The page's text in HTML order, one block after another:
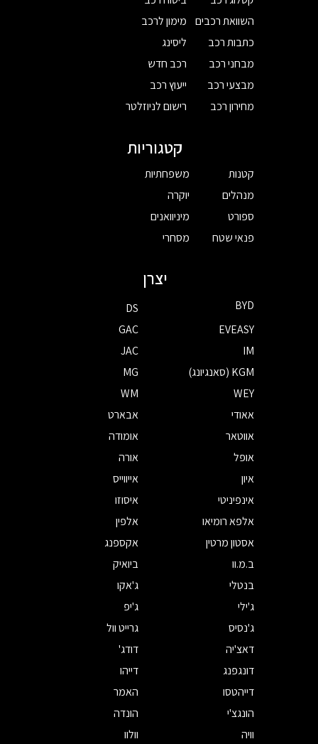
השוואת רכבים
כתבות רכב
מבחני רכב
מבצעי רכב
מחירון רכב
מימון לרכב
ליסינג
רכב חדש
ייעוץ רכב
רישום לניוזלטר
קטגוריות
קטנות
מנהלים
ספורט
פנאי שטח
משפחתיות
יוקרה
מיניוואנים
מסחרי
יצרן
BYD
DS
EVEASY
GAC
IM
JAC
KGM (סאנגיונג)
MG
WEY
WM
אאודי
אבארט
אווטאר
אומודה
אופל
אורה
איון
אייווייס
אינפיניטי
איסוזו
אלפא רומיאו
אלפין
אסטון מרטין
אקספנג
ב.מ.וו
ביואיק
בנטלי
ג'אקו
ג'ילי
ג'יפ
ג'נסיס
גרייט וול
דאצ'יה
דודג'
דונגפנג
דייהו
דייהטסו
האמר
הונגצ'י
הונדה
וויה
וולוו